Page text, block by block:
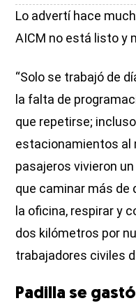
Lo advertí hace
AICM no está listo y
“Solo se trabajó de
la falta de
que repetirse;
estacionamientos al
pasajeros vivieron
que caminar más de
la oficina, respirar y
dos kilómetros por
trabajadores civiles
Padilla se